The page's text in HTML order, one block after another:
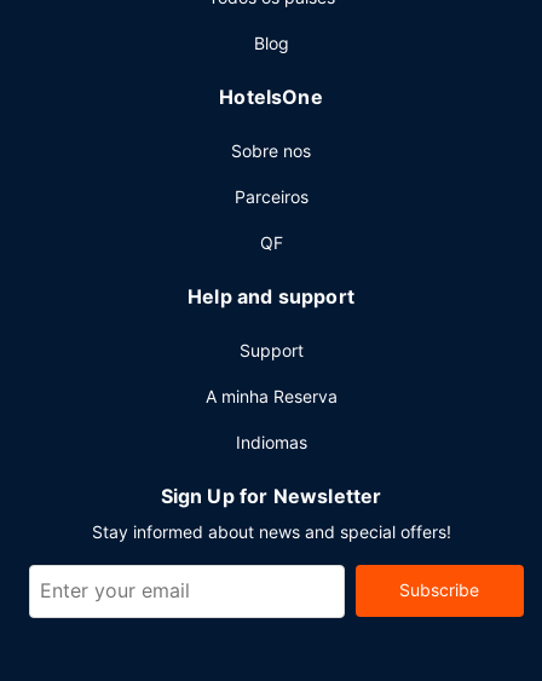
Blog
HotelsOne
Sobre nos
Parceiros
QF
Help and support
Support
A minha Reserva
Indiomas
Sign Up for Newsletter
Stay informed about news and special offers!
Subscribe